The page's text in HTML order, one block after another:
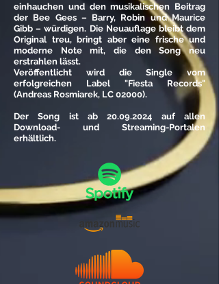
einhauchen und den musikalischen Beitrag
der Bee Gees – Barry, Robin und Maurice
Gibb – würdigen. Die Neuauflage bleibt dem
Original treu, bringt aber eine frische und
moderne Note mit, die den Song neu
erstrahlen lässt.
Veröffentlicht wird die Single vom
erfolgreichen Label "Fiesta Records"
(Andreas Rosmiarek, LC 02000).
Der Song ist ab20.09.2024 auf allen
Download- und Streaming-Portalen
erhältlich.